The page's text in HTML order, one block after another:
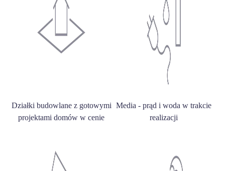
Działki budowlane z gotowymi
projektami domów w cenie
Media - prąd i woda w trakcie
realizacji